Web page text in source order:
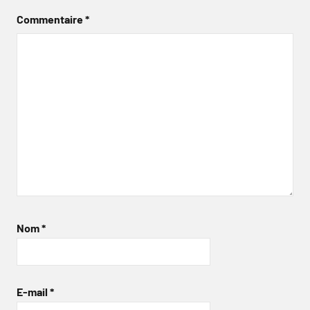
Commentaire*
Nom*
E-mail *